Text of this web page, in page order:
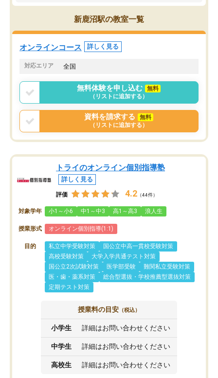
講師の方との距離も近く、親身なコー
チングのおかげで、停滞期もモチベー
ションを維持できました。「やらされ
る勉強」から「目標のための勉強」へ
意識が変わったことが、目標校への合
身につきました。結果と
た。自分から学ぶ姿勢を
新鹿沼駅の教室一覧
オンラインコース 詳しく見る
対応エリア 全国
無料体験を申し込む
無料
（リストに追加する）
資料を請求する
無料
（リストに追加する）
トライのオンライン個別指導塾
詳しく見る
評価 4.2 （44件）
対象学年 小1～小6 中1～中3 高1～高3 浪人生
授業形式 オンライン個別指導(1:1)
目的 私立中学受験対策
国公立中高一貫校受験対策
高校受験対策
大学入学共通テスト対策
国公立2次試験対策
医学部受験
難関私立受験対策
医・歯・薬系対策
総合型選抜・学校推薦型選抜対策
定期テスト対策
授業料の目安 （税込）
小学生 詳細はお問い合わせください
中学生 詳細はお問い合わせください
高校生 詳細はお問い合わせください